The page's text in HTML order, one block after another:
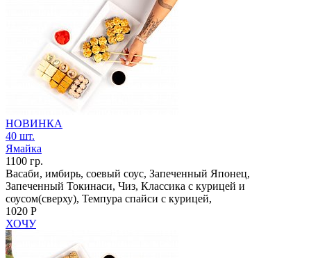
НОВИНКА
40 шт.
Ямайка
1100 гр.
Васаби, имбирь, соевый соус, Запеченный Японец,
Запеченный Токинаси, Чиз, Классика с курицей и
соусом(сверху), Темпура спайси с курицей,
1020 Р
ХОЧУ